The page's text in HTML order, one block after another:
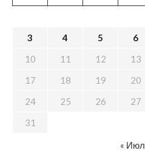
3
4 5 6
10
11 12 13
17
18 19 20
24
25 26 27
31
« Июл